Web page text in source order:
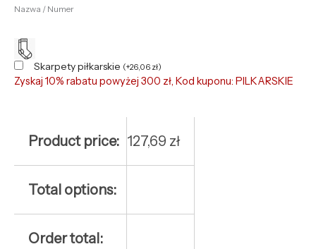
Nazwa / Numer
Skarpety piłkarskie (+26,06 zł)
Zyskaj 10% rabatu powyżej 300 zł, Kod kuponu: PILKARSKIE
Product price: 127,69 zł
Total options:
Order total: